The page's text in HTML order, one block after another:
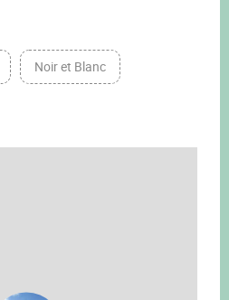
Noir et Blanc